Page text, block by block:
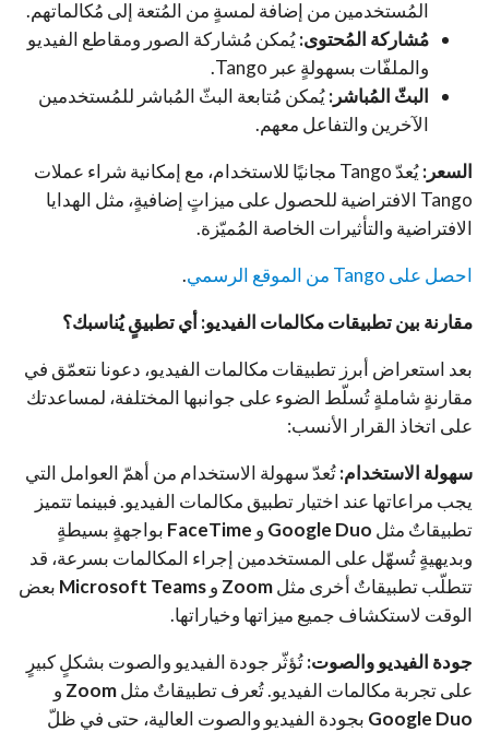
المُستخدمين من إضافة لمسةٍ من المُتعة إلى مُكالماتهم.
مُشاركة المُحتوى:يُمكن مُشاركة الصور ومقاطع الفيديو
والملفّات بسهولةٍ عبر Tango.
البثّ المُباشر:يُمكن مُتابعة البثّ المُباشر للمُستخدمين
الآخرين والتفاعل معهم.
السعر:
يُعدّ Tango مجانيًا للاستخدام، مع إمكانية شراء عملات
Tango الافتراضية للحصول على ميزاتٍ إضافيةٍ، مثل الهدايا
الافتراضية والتأثيرات الخاصة المُميّزة.
احصل على Tango من الموقع الرسمي .
مقارنة بين تطبيقات مكالمات الفيديو: أي تطبيقٍ يُناسبك؟
بعد استعراض أبرز تطبيقات مكالمات الفيديو، دعونا نتعمّق في
مقارنةٍ شاملةٍ تُسلّط الضوء على جوانبها المختلفة، لمساعدتك
على اتخاذ القرار الأنسب:
سهولة الاستخدام:تُعدّ سهولة الاستخدام من أهمّ العوامل التي
يجب مراعاتها عند اختيار تطبيق مكالمات الفيديو. فبينما تتميز
تطبيقاتٌ مثل Google Duo و FaceTime بواجهةٍ بسيطةٍ
وبديهيةٍ تُسهّل على المستخدمين إجراء المكالمات بسرعة، قد
تتطلّب تطبيقاتٌ أخرى مثلZoom وMicrosoft Teams بعض
الوقت لاستكشاف جميع ميزاتها وخياراتها.
جودة الفيديو والصوت:تُؤثّر جودة الفيديو والصوت بشكلٍ كبيرٍ
على تجربة مكالمات الفيديو. تُعرف تطبيقاتٌ مثلZoom و
Google Duo بجودة الفيديو والصوت العالية، حتى في ظلّ